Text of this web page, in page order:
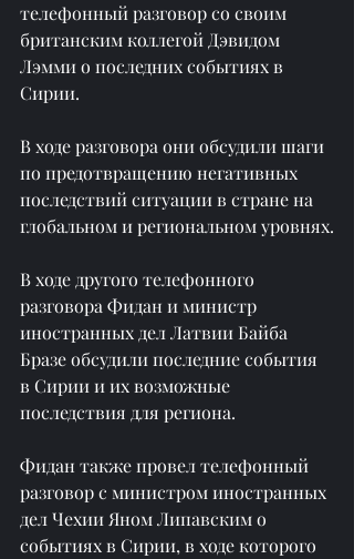
телефонный разговор со своим
британским коллегой Дэвидом
Лэмми о последних событиях в
Сирии.
В ходе разговора они обсудили шаги
по предотвращению негативных
последствий ситуации в стране на
глобальном и региональном уровнях.
В ходе другого телефонного
разговора Фидан и министр
иностранных дел Латвии Байба
Бразе обсудили последние события
в Сирии и их возможные
последствия для региона.
Фидан также провел телефонный
разговор с министром иностранных
дел Чехии Яном Липавским о
событиях в Сирии, в ходе которого